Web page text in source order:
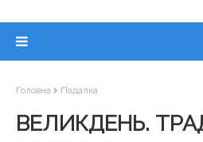
Головна Падалка
ВЕЛИКДЕНЬ.